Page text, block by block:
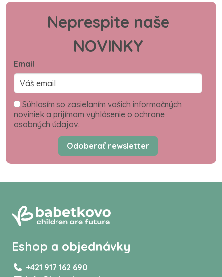
Neprespite naše
NOVINKY
Email
Súhlasím so zasielaním vašich informačných
noviniek a prijímam vyhlásenie o ochrane
osobných údajov.
Odoberať newsletter
Eshop a objednávky
+421 917 162 690